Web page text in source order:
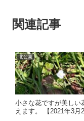
関連記事
北公園
小さな花ですが美しい
えます。 【2021年3月